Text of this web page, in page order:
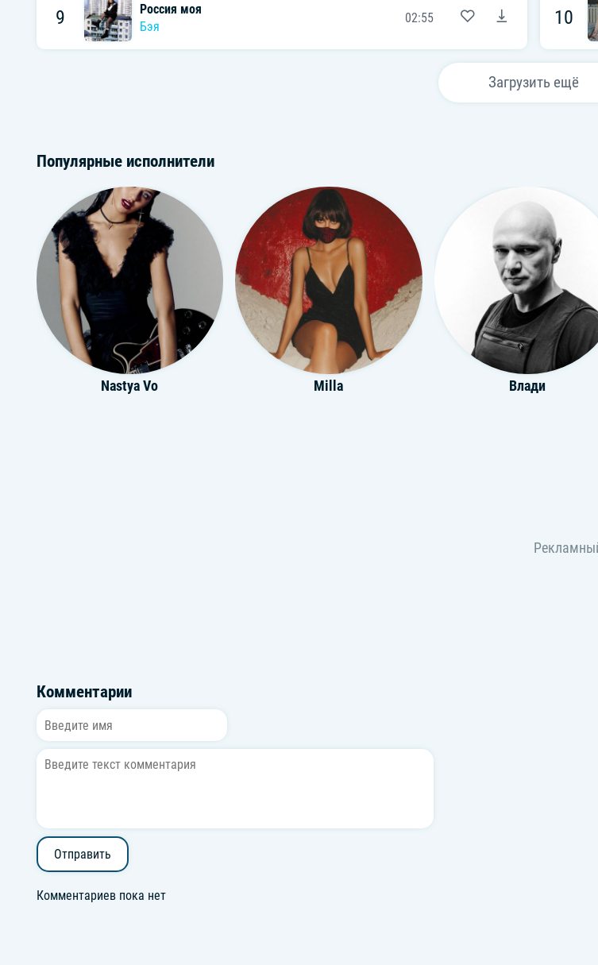
9
Россия моя
Бэя
02:55 10
Загрузить ещё
Популярные исполнители
Nastya Vo Milla Влади
Комментарии
Отправить
Комментариев пока нет